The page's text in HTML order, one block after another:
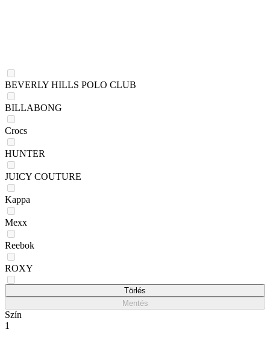
BEVERLY HILLS POLO CLUB
BILLABONG
Crocs
HUNTER
JUICY COUTURE
Kappa
Mexx
Reebok
ROXY
Törlés
Mentés
Szín
1